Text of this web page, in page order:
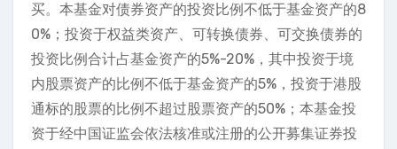
买。本基金对债券资产的投资比例不低于基金资产的8
0%；投资于权益类资产、可转换债券、可交换债券的
投资比例合计占基金资产的5%-20%，其中投资于境
内股票资产的比例不低于基金资产的5%，投资于港股
通标的股票的比例不超过股票资产的50%；本基金投
资于经中国证监会依法核准或注册的公开募集证券投